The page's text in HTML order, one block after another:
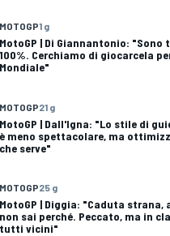
MOTOGP1 g
MotoGP | Di Giannantonio: "Sono
100%. Cerchiamo di giocarcela
Mondiale"
MOTOGP21 g
MotoGP | Dall'Igna: "Lo stile di
è meno spettacolare, ma
che serve"
MOTOGP25 g
MotoGP | Diggia: "Caduta strana,
non sai perché. Peccato, ma in
tutti vicini"